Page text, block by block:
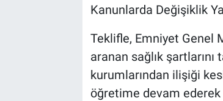
Kanunlarda Değişiklik
Teklifle, Emniyet Genel
aranan sağlık
kurumlarından ilişiği
öğretime devam